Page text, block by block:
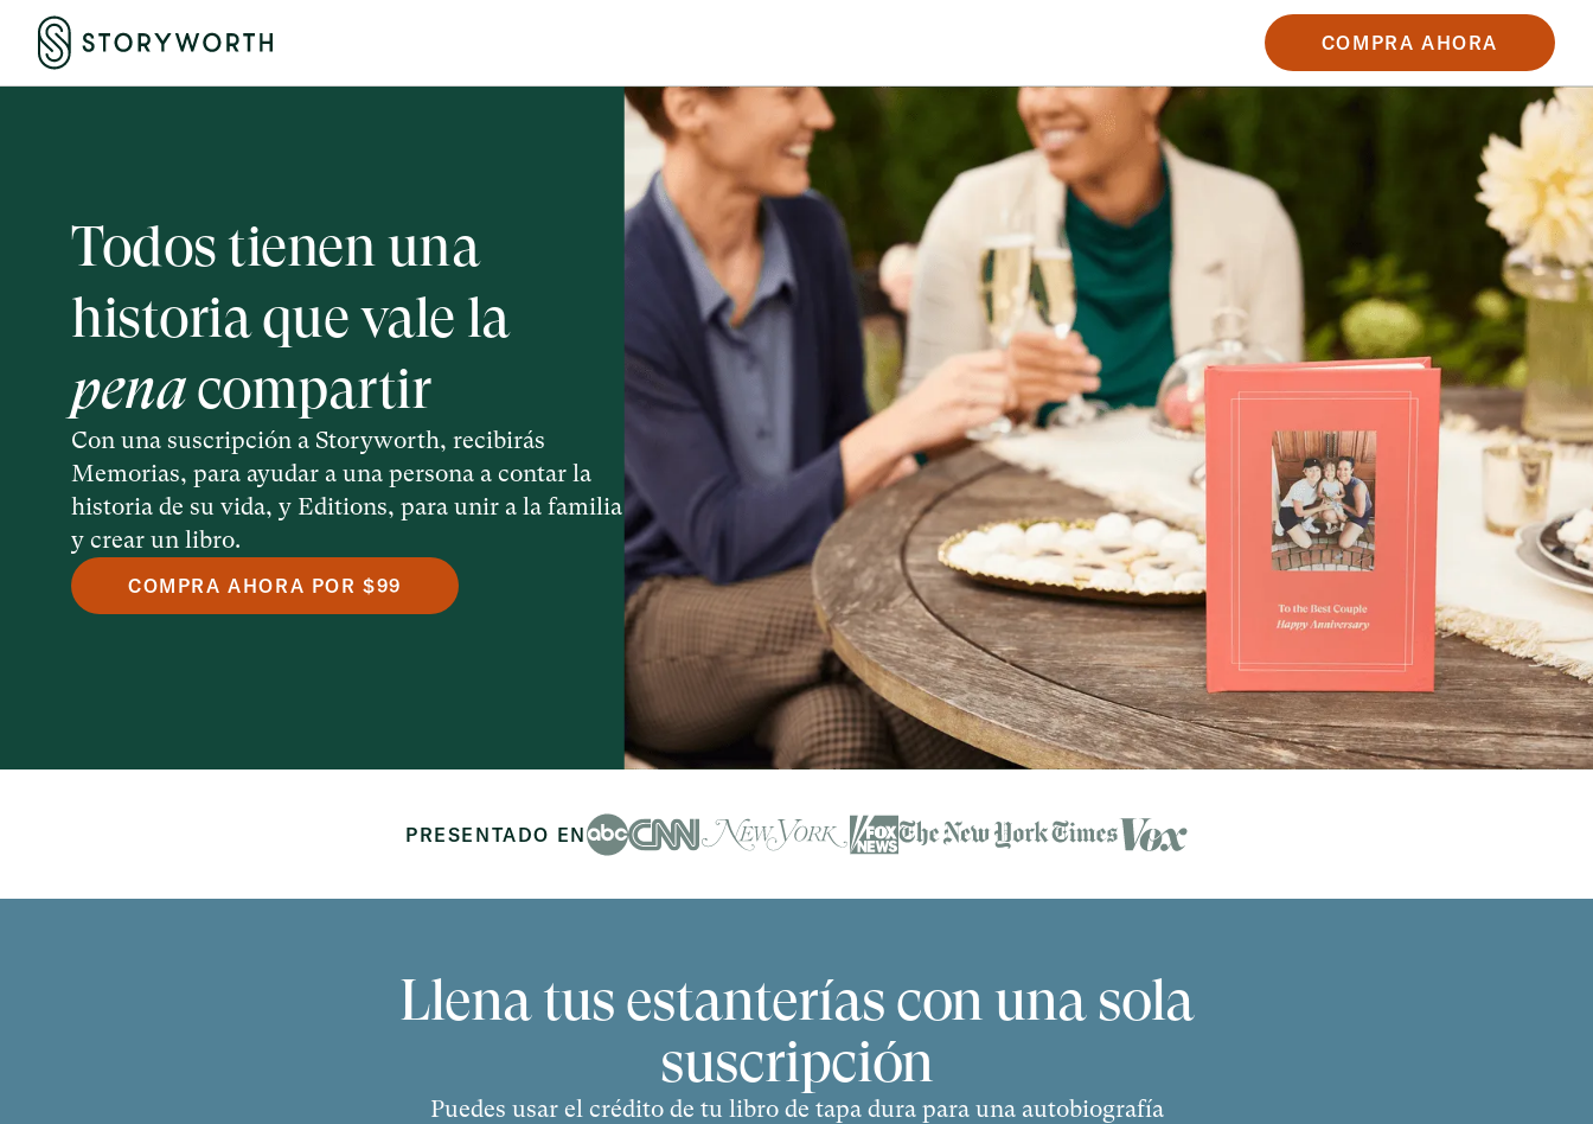
COMPRA AHORA
Todos tienen una
historia que vale la
penacompartir
Con una suscripción a Storyworth, recibirás
Memorias, para ayudar a una persona a contar la
historia de su vida, y Editions, para unir a la familia
y crear un libro.
COMPRA AHORA POR $99
PRESENTADO EN
Llena tus estanterías con una sola
suscripción
Puedes usar el crédito de tu libro de tapa dura para una autobiografía